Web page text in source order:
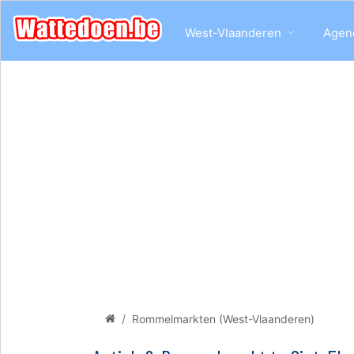
West-Vlaanderen
Rommelmarkten (West-Vlaanderen)